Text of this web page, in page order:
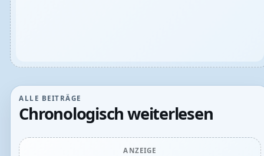
ALLE BEITRÄGE
Chronologisch weiterlesen
ANZEIGE